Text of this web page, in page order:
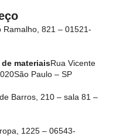
Ramalho, 821 – 01521-
materiaisRua Vicente
São Paulo – SP
Barros, 210 – sala 81 –
1225 – 06543-